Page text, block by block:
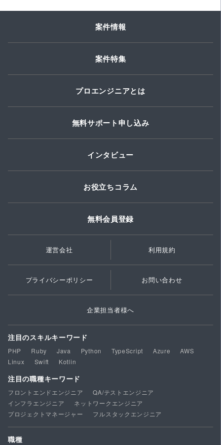
案件情報
案件特集
プロエンジニアとは
無料サポート申し込み
インタビュー
お役立ちコラム
無料会員登録
運営会社 利用規約
プライバシーポリシー お問い合わせ
企業担当者様へ
注目のスキルキーワード
PHP Ruby Java Python TypeScript Azure
AWS
Linux
Swift Kotlin
注目の職種キーワード
フロントエンドエンジニア
QA/テストエンジニア
インフラエンジニア
ネットワークエンジニア
プロジェクトマネージャー
フルスタックエンジニア
職種